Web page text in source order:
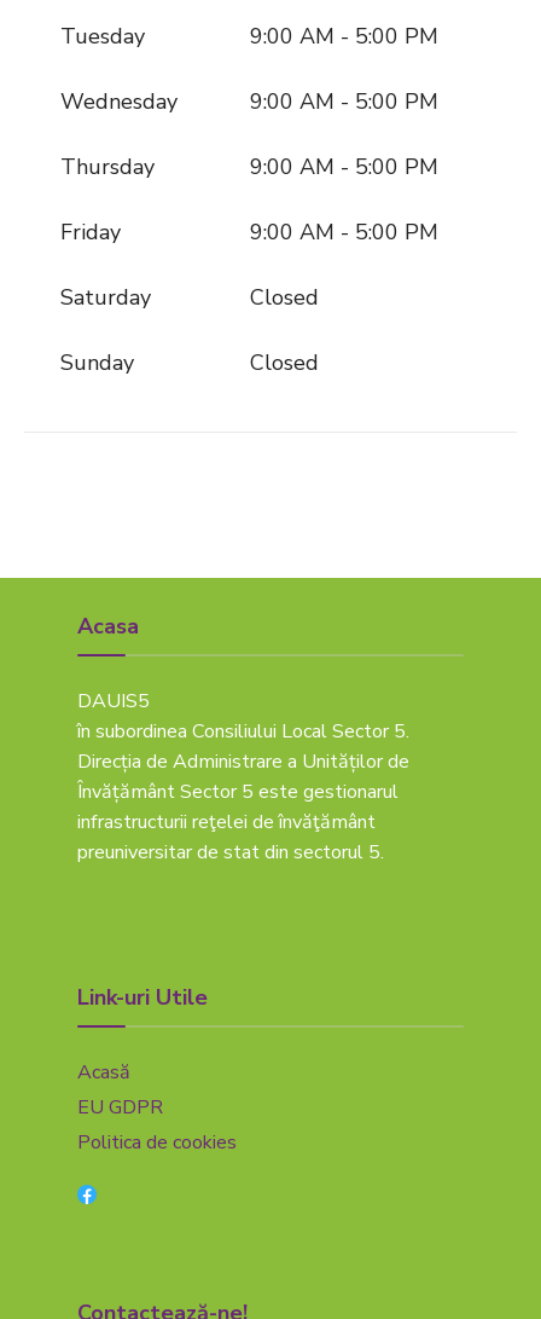
Tuesday 9:00 AM - 5:00 PM
Wednesday 9:00 AM - 5:00 PM
Thursday 9:00 AM - 5:00 PM
Friday 9:00 AM - 5:00 PM
Saturday Closed
Sunday Closed
Acasa
DAUIS5
în subordinea Consiliului Local Sector 5.
Direcția de Administrare a Unităților de
Învățământ Sector 5 este gestionarul
infrastructurii reţelei de învăţământ
preuniversitar de stat din sectorul 5.
Link-uri Utile
Acasă
EU GDPR
Politica de cookies
Contactează-ne!